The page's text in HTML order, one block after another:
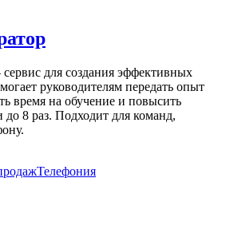
для создания эффективных
руководителям передать опыт
время на обучение и повысить
8 раз. Подходит для команд,
Телефония